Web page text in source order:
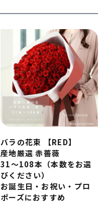
バラの花束 【RED】
産地厳選 赤薔薇
31～108本（本数をお選
びください）
お誕生日・お祝い・プロ
ポーズにおすすめ